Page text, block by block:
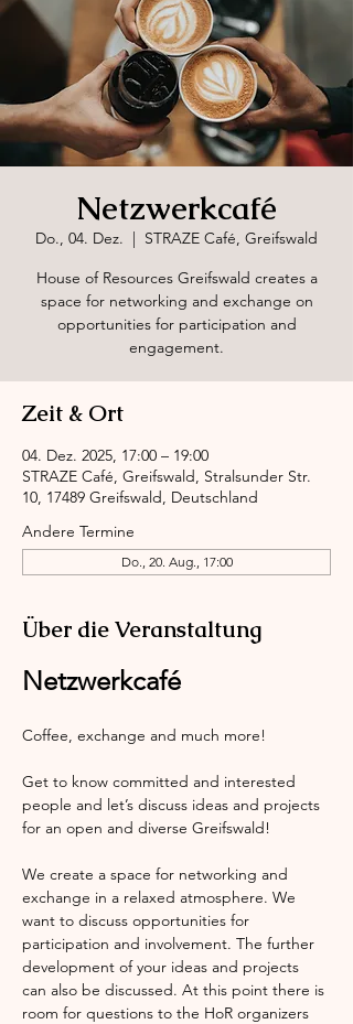
Netzwerkcafé
Do., 04. Dez.
  |
STRAZE Café, Greifswald
House of Resources Greifswald creates a
space for networking and exchange on
opportunities for participation and
engagement.
Zeit & Ort
04. Dez. 2025, 17:00 – 19:00
STRAZE Café, Greifswald, Stralsunder Str.
10, 17489 Greifswald, Deutschland
Andere Termine
Do., 20. Aug., 17:00
Über die Veranstaltung
Netzwerkcafé
Coffee, exchange and much more!
Get to know committed and interested
people and let’s discuss ideas and projects
for an open and diverse Greifswald!
We create a space for networking and
exchange in a relaxed atmosphere. We
want to discuss opportunities for
participation and involvement. The further
development of your ideas and projects
can also be discussed. At this point there is
room for questions to the HoR organizers